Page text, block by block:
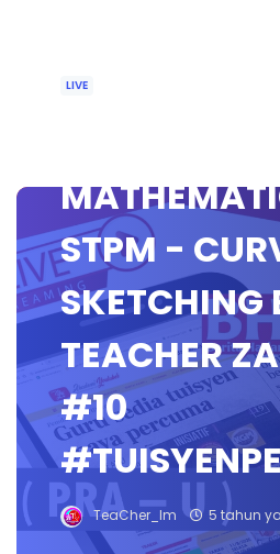
LIVE
STPM -
SKETCHING
TEACHER
#10
TeaCher_Im 5 tahun